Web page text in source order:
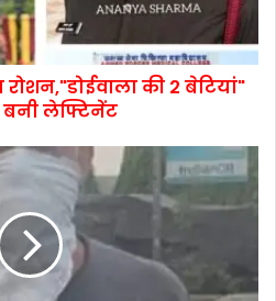
की 2 बेटियां"
लेफ्टिनेंट